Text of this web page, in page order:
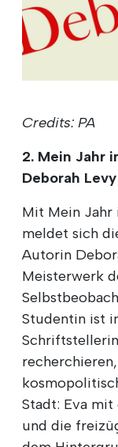
Credits: PA
2. Mein Jahr
Deborah Levy
Mit Mein Jahr
meldet sich
Autorin
Meisterwerk
Studentin ist
Stadt: Eva
und die